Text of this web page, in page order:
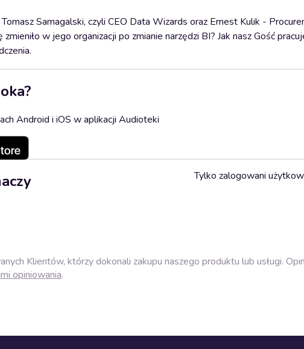
Samagalski, czyli CEO Data Wizards oraz Ernest Kulik -
w jego organizacji po zmianie narzędzi BI? Jak nasz Gość
Android i iOS w aplikacji Audioteki
Tylko zalogowani
Klientów, którzy dokonali zakupu naszego produktu lub usługi.
opiniowania.